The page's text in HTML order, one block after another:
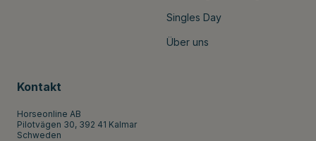
Singles Day
Über uns
Kontakt
Horseonline AB
Pilotvägen 30, 392 41 Kalmar
Schweden